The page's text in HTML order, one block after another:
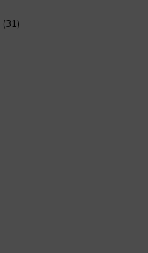
(31)